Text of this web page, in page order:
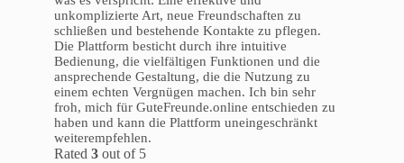
unkomplizierte Art, neue Freundschaften zu
schließen und bestehende Kontakte zu pflegen.
Die Plattform besticht durch ihre intuitive
Bedienung, die vielfältigen Funktionen und die
ansprechende Gestaltung, die die Nutzung zu
einem echten Vergnügen machen. Ich bin sehr
froh, mich für GuteFreunde.online entschieden zu
haben und kann die Plattform uneingeschränkt
weiterempfehlen.
Rated 3 out of 5